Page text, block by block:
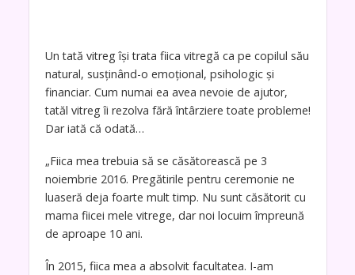
Un tată vitreg își trata fiica vitregă ca pe copilul său
natural, susținând-o emoțional, psihologic și
financiar. Cum numai ea avea nevoie de ajutor,
tatăl vitreg îi rezolva fără întârziere toate probleme!
Dar iată că odată…
„Fiica mea trebuia să se căsătorească pe 3
noiembrie 2016. Pregătirile pentru ceremonie ne
luaseră deja foarte mult timp. Nu sunt căsătorit cu
mama fiicei mele vitrege, dar noi locuim împreună
de aproape 10 ani.
În 2015, fiica mea a absolvit facultatea. I-am